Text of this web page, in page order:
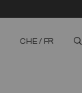
CHE / FR